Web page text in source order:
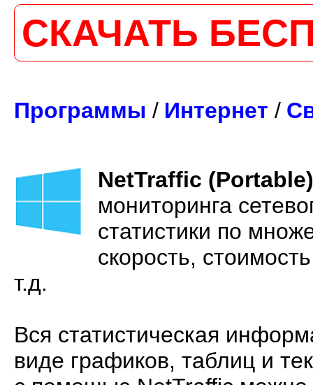
СКАЧАТЬ
Программы / Интернет /
NetTraffic (Portable)
мониторинга
статистики по
скорость,
т.д.
Вся статистическая
виде графиков, таблиц и